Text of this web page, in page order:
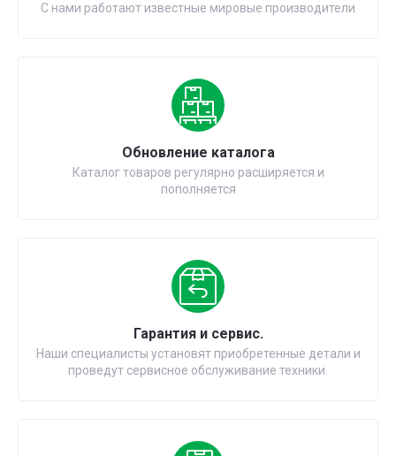
С нами работают известные мировые производители
Обновление каталога
Каталог товаров регулярно расширяется и
пополняется
Гарантия и сервис.
Наши специалисты установят приобретенные детали и
проведут сервисное обслуживание техники.